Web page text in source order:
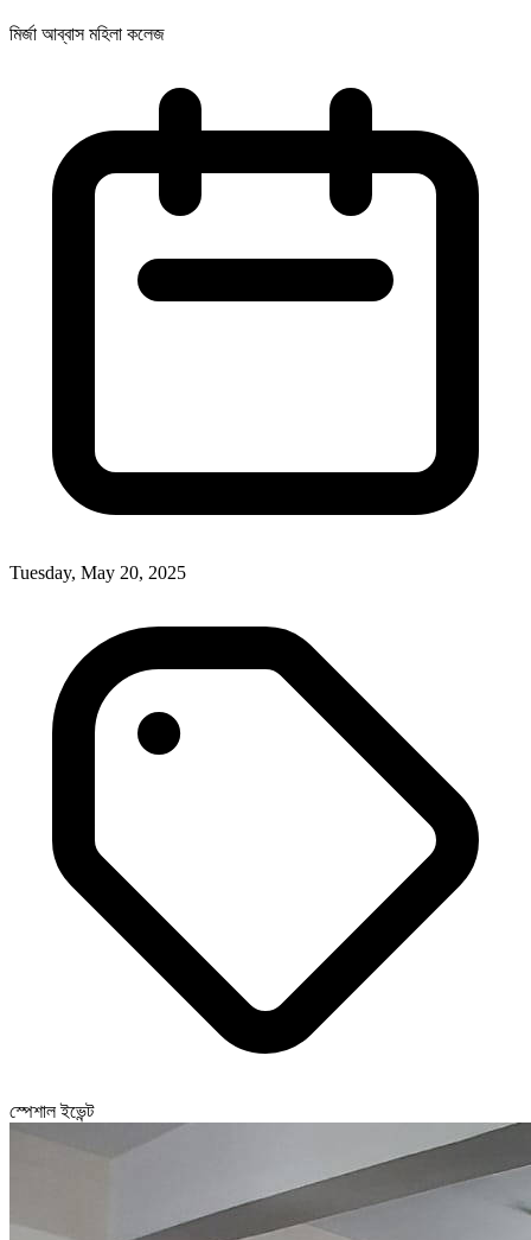
মির্জা আব্বাস মহিলা কলেজ
Tuesday, May 20, 2025
স্পেশাল ইভেন্ট